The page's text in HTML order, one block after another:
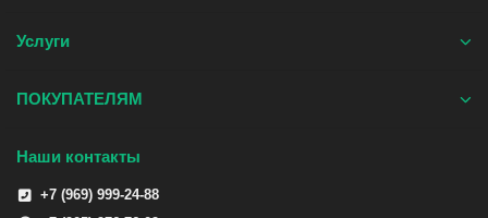
Услуги
ПОКУПАТЕЛЯМ
Наши контакты
+7 (969) 999-24-88